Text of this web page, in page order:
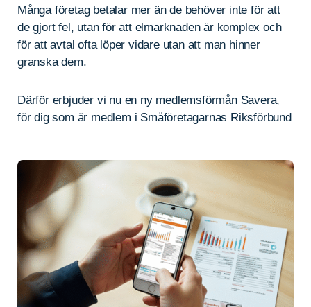
Många företag betalar mer än de behöver inte för att
de gjort fel, utan för att elmarknaden är komplex och
för att avtal ofta löper vidare utan att man hinner
granska dem.
Därför erbjuder vi nu en ny medlemsförmån Savera,
för dig som är medlem i Småföretagarnas Riksförbund